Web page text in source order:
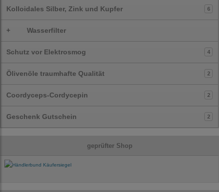
Kolloidales Silber, Zink und Kupfer 6
+ Wasserfilter
Schutz vor Elektrosmog 4
Ölivenöle traumhafte Qualität 2
Coordyceps-Cordycepin 2
Geschenk Gutschein 2
geprüfter Shop